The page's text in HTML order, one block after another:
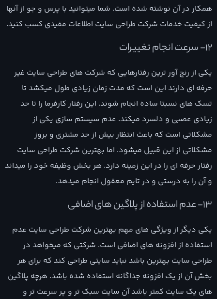
همکار در آن نوشته شده است. شما میتوانید با پرس و جو از آنها
از کیفیت خدمات شرکت طراحی سایت اطلاعات مفیدی کسب کنید.
12- سرعت انجام تغییرات
یکی از رنج آور ترین رفتارهایی که شرکت های طراحی سایت غیر
حرفه ای دارند این است که مدت زمان زیادی طول میکشد تا
تسک های نسبتا ساده انجام شوند. این رفتار کارفرما را تا حد
زیادی عصبی و دلسرد میکند. عدم سیستم سازی یکی از
مشکلاتی است که باعث انتظار بیش از حد مشتری و بروز
مشکلاتی از این قبیل میشود. اما بهترین شرکت طراحی سایت
رفتار حرفه ای را در این زمینه دارد. هر بخش وظیفه خود را میداند
و آن را به درستی و در تایم معقول انجام میدهد.
13- عدم استفاده از پلاگین های اضافی
یکی دیگر از ویژگی های مهم بهترین شرکت طراحی سایت عدم
استفاده از افزونه های اضافی است. شرکتی که میخواهد در
طراحی سایت بهترین باشد نباید سایتی طراحی کند که برای هر
بخش آن از یک افزونه جداگانه استفاده شده باشد. هرچه پلاگین
های یک سایت کمتر باشد آن سایت سبک تر و پر سرعت تر و